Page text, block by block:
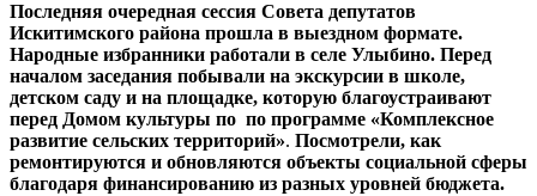
Последняя очередная сессия Совета депутатов
Искитимского района прошла в выездном формате.
Народные избранники работали в селе Улыбино. Перед
началом заседания побывали на экскурсии в школе,
детском саду и на площадке, которую благоустраивают
перед Домом культуры по по программе «Комплексное
развитие сельских территорий». Посмотрели, как
ремонтируются и обновляются объекты социальной сферы
благодаря финансированию из разных уровней бюджета.